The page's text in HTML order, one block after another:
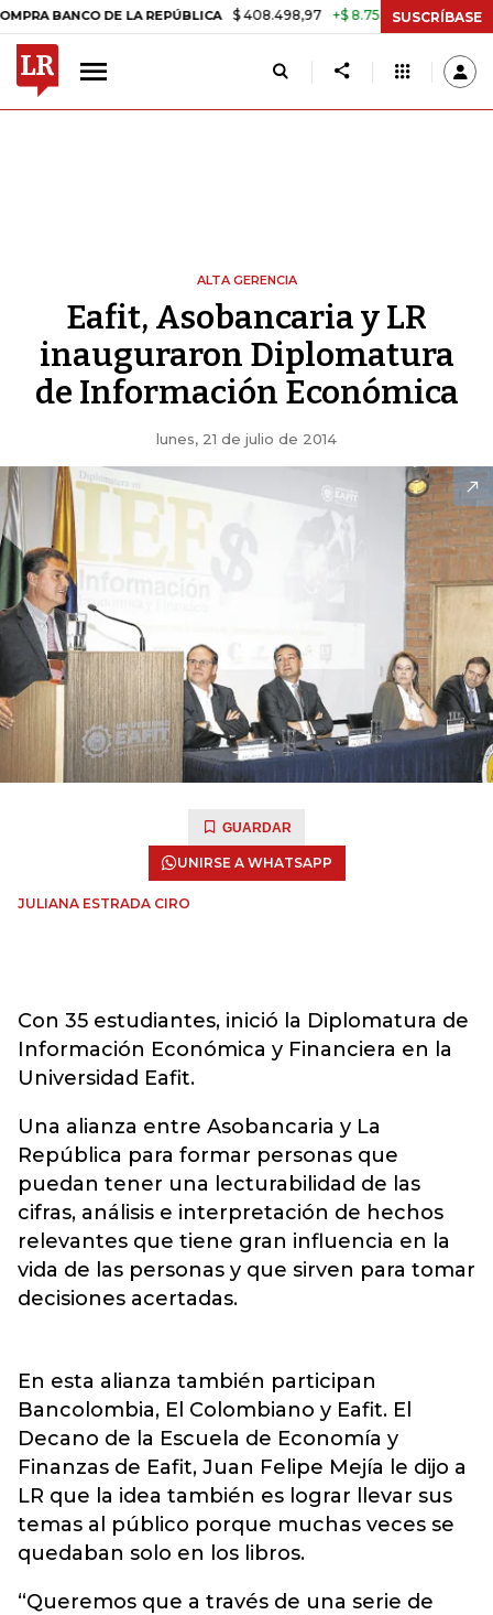
BANCO DE LA REPÚBLICA $ 408.498,97 +$ 8.753,81 +2,19% TASA
SUSCRÍBASE
ALTA GERENCIA
Eafit, Asobancaria y LR
inauguraron Diplomatura
de Información Económica
lunes, 21 de julio de 2014
GUARDAR
UNIRSE A WHATSAPP
JULIANA ESTRADA CIRO
Con 35 estudiantes, inició la Diplomatura de
Información Económica y Financiera en la
Universidad Eafit.
Una alianza entre Asobancaria y La
República para formar personas que
puedan tener una lecturabilidad de las
cifras, análisis e interpretación de hechos
relevantes que tiene gran influencia en la
vida de las personas y que sirven para tomar
decisiones acertadas.
En esta alianza también participan
Bancolombia, El Colombiano y Eafit. El
Decano de la Escuela de Economía y
Finanzas de Eafit, Juan Felipe Mejía le dijo a
LR que la idea también es lograr llevar sus
temas al público porque muchas veces se
quedaban solo en los libros.
“Queremos que a través de una serie de